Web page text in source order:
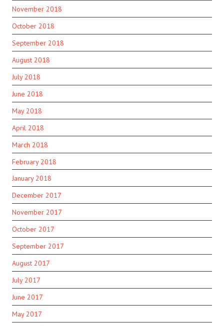
November 2018
October 2018
September 2018
August 2018
July 2018
June 2018
May 2018
April 2018
March 2018
February 2018
January 2018
December 2017
November 2017
October 2017
September 2017
August 2017
July 2017
June 2017
May 2017